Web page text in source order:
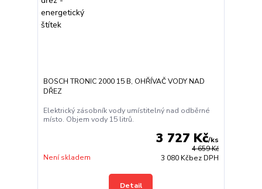
BOSCH TRONIC 2000 15 B, OHŘÍVAČ VODY NAD
DŘEZ
Elektrický zásobník vody umístitelný nad odběrné
místo. Objem vody 15 litrů.
4 659 Kč
3 727 Kč/ks
3 080 Kčbez DPH
Není skladem
Detail